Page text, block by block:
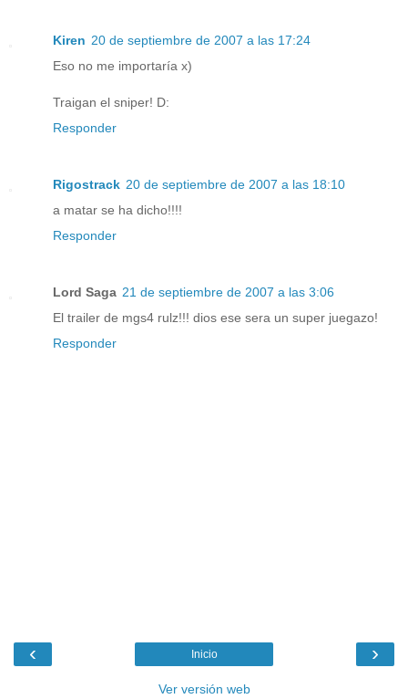
Kiren 20 de septiembre de 2007 a las 17:24
Eso no me importaría x)
Traigan el sniper! D:
Responder
Rigostrack 20 de septiembre de 2007 a las 18:10
a matar se ha dicho!!!!
Responder
Lord Saga 21 de septiembre de 2007 a las 3:06
El trailer de mgs4 rulz!!! dios ese sera un super juegazo!
Responder
‹ ›
Inicio
Ver versión web